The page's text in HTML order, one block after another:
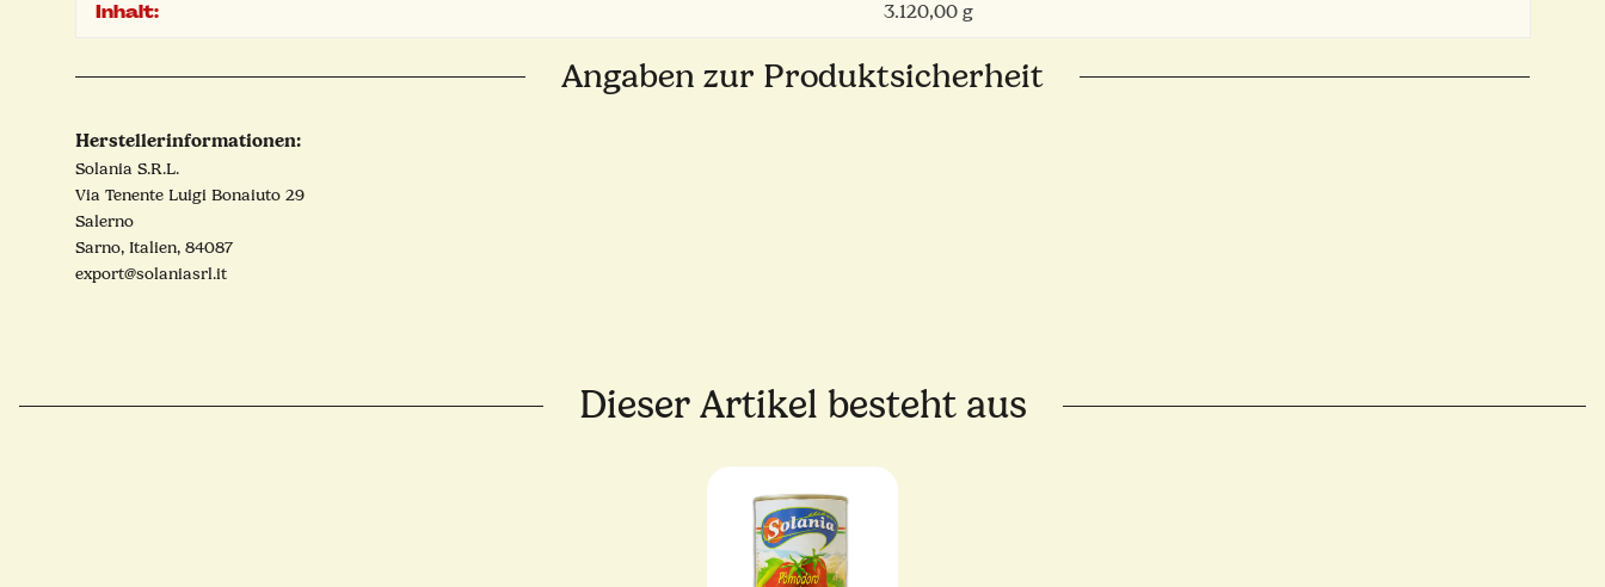
Inhalt: 3.120,00 g
Angaben zur Produktsicherheit
Herstellerinformationen:
Solania S.R.L.
Via Tenente Luigi Bonaiuto 29
Salerno
Sarno, Italien, 84087
export@solaniasrl.it
Dieser Artikel besteht aus